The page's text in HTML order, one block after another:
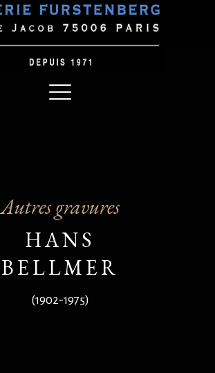
Autres gravures
HANS
BELLMER
(1902-1975)